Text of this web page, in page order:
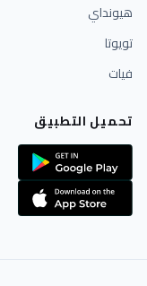
هيونداي
تويوتا
فيات
تحميل التطبيق